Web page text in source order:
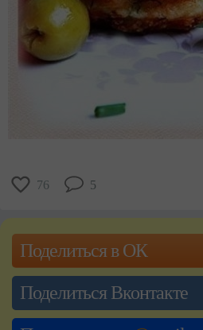
76 5
Поделиться в ОК
Поделиться Вконтакте